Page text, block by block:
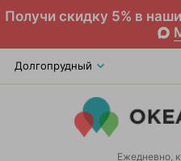
Получи скидку 5% в
Долгопрудный
Ежедневно,